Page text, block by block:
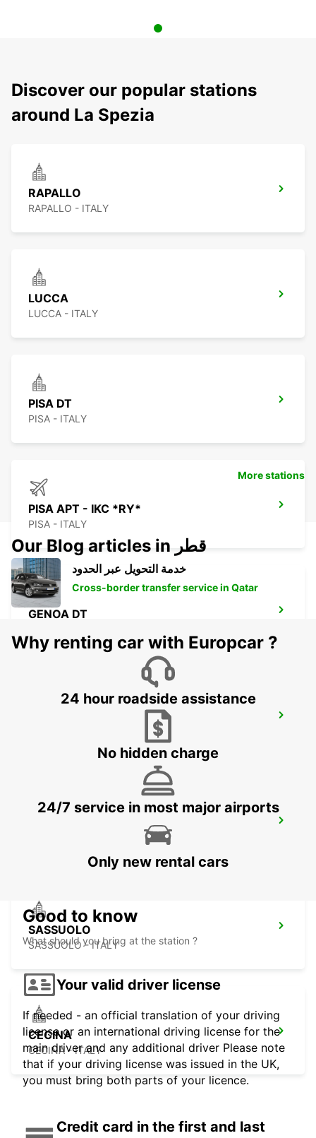
Discover our popular stations
around La Spezia
RAPALLO
RAPALLO - ITALY
LUCCA
LUCCA - ITALY
PISA DT
PISA - ITALY
PISA APT - IKC *RY*
PISA - ITALY
GENOA DT
GENOA APT - IKC *RY*
SASSUOLO
SASSUOLO - ITALY
CECINA
CECINA - ITALY
More stations
Our Blog articles in قطر
خدمة التحويل عبر الحدود
Cross-border transfer service in Qatar
Why renting car with Europcar ?
24 hour roadside assistance
No hidden charge
24/7 service in most major airports
Only new rental cars
Good to know
What should you bring at the station ?
Your valid driver license
If needed - an official translation of your driving
license or an international driving license for the
main driver and any additional driver Please note
that if your driving license was issued in the UK,
you must bring both parts of your licence.
Credit card in the first and last